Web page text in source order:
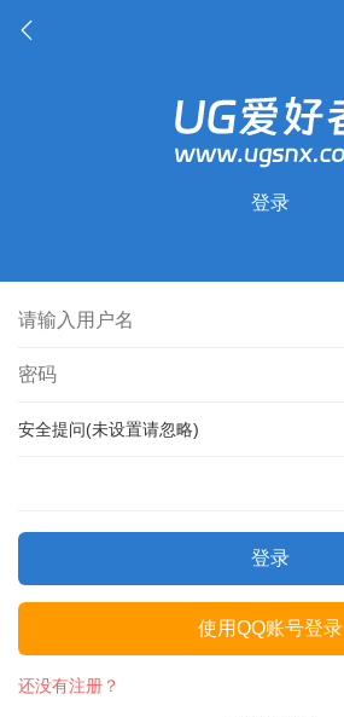
登录
安全提问(未设置请忽略)
登录
使用QQ账号登录
还没有注册？